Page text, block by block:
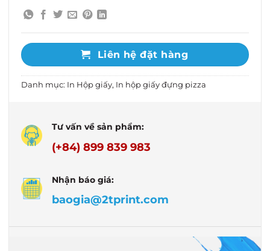
Liên hệ đặt hàng
Danh mục: In Hộp giấy, In hộp giấy đựng pizza
Tư vấn về sản phẩm:
(+84) 899 839 983
Nhận báo giá:
baogia@2tprint.com